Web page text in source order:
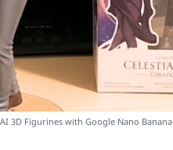
3D Figurines with Google Nano Banana